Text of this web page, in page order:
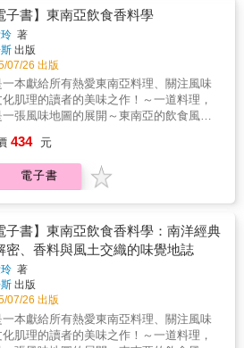
法式甜點或點心時更增加樂趣。書末作者
了11道經典鄉土甜點的製作食譜，都是在
廚房就有辦法做出來的樸實美味，也推薦
自行動手做做看。
的軌跡和生活百味。每家店的規矩各有不
所有獨特的價值是透過人集體的互動所形
｜建築物的古樸創業超過至少70 年，且建
保有原貌。大火、空襲、地震或是戰爭，
滄桑與動盪的歲月，散發古樸風情。座落
日本的街道中，頓時有種穿越時空之感。
不易，但維護更不易的建物，就像年輪般
情味。上一代所傳承下來的店家、工具、
與菜餚，只會因為時間的淬鍊更成熟，更
道。 ｜庶民的滋味口味和價位都是庶民等
且敏銳的感性，看代表庶民經濟的飲酒文
創造最有溫度的勤奮日常。 ★何謂居酒屋
？1. 創業超過至少70年，而且建築物保有
。2. 傳承三代以上。3. 口味和價位都是庶
級。 ★居酒屋的歷史可追溯到江戶時代，
酒屋除了賣酒，還提供顧客在店內飲
這就是居酒屋的起源。這些酒屋主要服務
動階層，如挑擔子的行商小販、貨運業者
特氛圍，讓人以身為這間店的客人為榮。
大家共同維護這樣的文化遺產，保留京都
表性的居酒屋文化。」──〈赤垣屋〉
日本篇〉【西日本範圍】中國、四國、
源於獨特信念，探索個性的西日本居酒
店主的人生故事是最美味的下酒菜，從地
建築物、下酒菜、主張、信念都會展現出
烈的店主風格。離開觀光客和商家聚集的
大街，轉進小巷的那一口酒才是真人生。
淡然且誠懇地，做著與往日相同的工作。
追求能夠一靜的場所，今日也鑽過暖簾。
天都沒和人說到話呢。」意識到這件事的
，隨意走進店裡。坐在離店主最近的吧檯
，沒有特定的聊天話題，只是有一搭沒一
彼此寒暄。這種隨興交流的場所，正是居
的魅力。店主與客人各自的念想，將代代
，永遠銘刻在居酒屋內。 ｜堅持的信念用
和溫暖迎接每顆疲憊的心。維持老店品格
，又散發不造作的酒場氛圍。白天工作、
與大家一起喝酒，在這裡沒有貴賤之分，
子書】東南亞飲食香料學
著
出版
07/26 出版
一本獻給所有熱愛東南亞料理、關注風味
化肌理的讀者的美味之作！～一道料理，
一張風味地圖的展開～東南亞的飲食風
徙、殖民歷史與文化融合影響。從越南順
肉矇粉、馬來椰漿飯、印尼參峇、新加坡
茶到汶萊沙穀米糊⋯⋯本書循著一道道經
料在連結土地、記憶與日常飲食中的深層
。✦一場穿越南洋11國的風味踏查歷時十
，作者持續走訪東南亞各地，深入市場、
，城市與鄉間，細察香料在不同場域與時
哪些方式深刻作用於人們的飲食生活
抽絲剝繭，梳理出東南亞料理複雜而美味
特脈絡。✦ 從經典菜餚回望風味故事與香
用書中每道經典菜色，皆從其歷史背景與
434 元
電子書
子書】東南亞飲食香料學：南洋經典
密、香料與風土交織的味覺地誌
著
出版
07/26 出版
一本獻給所有熱愛東南亞料理、關注風味
化肌理的讀者的美味之作！～一道料理，